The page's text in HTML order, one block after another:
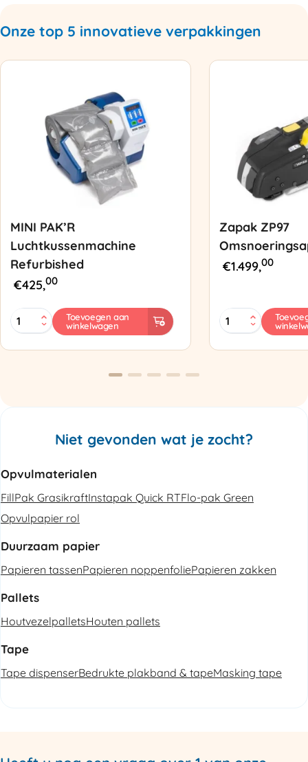
Onze top 5 innovatieve verpakkingen
MINI PAK’R
Luchtkussenmachine
Refurbished
€425,00
MINI
PAK'R
Refurbished
Toevoegen aan
winkelwagen
Zapak ZP97
€1.499,00
Zapak
ZP97
aantal
Niet gevonden wat je zocht?
Opvulmaterialen
FillPak GrasikraftInstapak Quick RTFlo-pak Green
Opvulpapier rol
Duurzaam papier
Papieren tassenPapieren noppenfoliePapieren zakken
Pallets
HoutvezelpalletsHouten pallets
Tape
Tape dispenserBedrukte plakband & tapeMasking tape